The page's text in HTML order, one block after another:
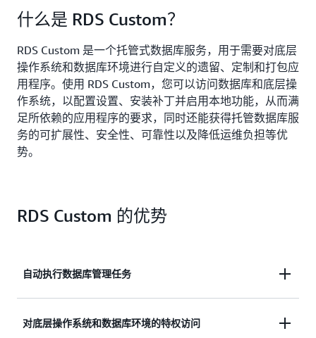
什么是 RDS Custom？
RDS Custom 是一个托管式数据库服务，用于需要对底层
操作系统和数据库环境进行自定义的遗留、定制和打包应
用程序。使用 RDS Custom，您可以访问数据库和底层操
作系统，以配置设置、安装补丁并启用本地功能，从而满
足所依赖的应用程序的要求，同时还能获得托管数据库服
务的可扩展性、安全性、可靠性以及降低运维负担等优
势。
RDS Custom 的优势
自动执行数据库管理任务
据库管理，以便您可以专注于更具战略性且影响业务
对底层操作系统和数据库环境的特权访问